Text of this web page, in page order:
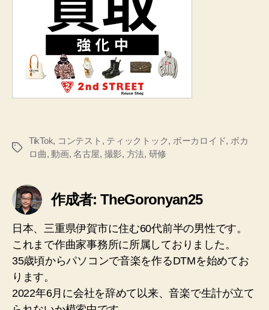
タ
TikTok, コンテスト , ティックトック, ボーカロイド, ボカ
ロ曲, 動画, 名古屋, 撮影, 方法, 研修
作成者: TheGoronyan25
日本、三重県伊賀市に住む60代前半の男性です。
これまで作曲家事務所に所属しておりました。
35歳頃からパソコンで音楽を作るDTMを始めてお
ります。
2022年6月に会社を辞めて以来、音楽で生計が立て